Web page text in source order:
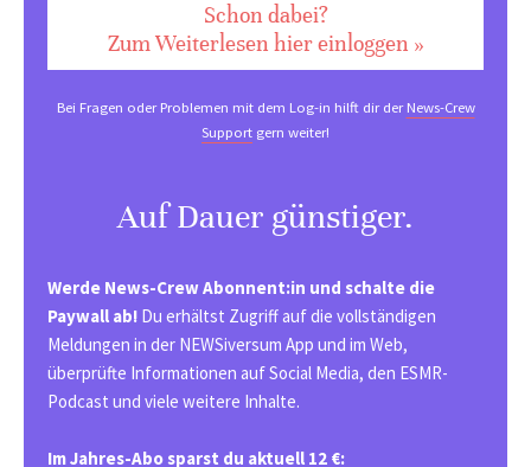
Schon dabei?
Zum Weiterlesen hier einloggen »
Bei Fragen oder Problemen mit dem Log-in hilft dir derNews-Crew
Support gern weiter!
Auf Dauer günstiger.
Werde News-Crew Abonnent:in und schalte die
Paywall ab! Du erhältst Zugriff auf die vollständigen
Meldungen in der NEWSiversum App und im Web,
überprüfte Informationen auf Social Media, den ESMR-
Podcast und viele weitere Inhalte.
Im Jahres-Abo sparst du aktuell 12 €: